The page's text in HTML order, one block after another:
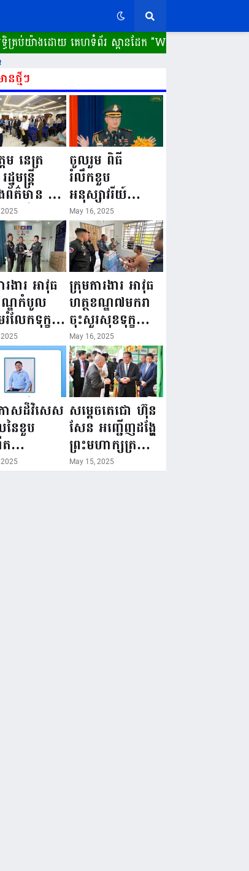
ាងដោយ គេហទំព័រ ស្ពានដែក​
នថ្មីៗ
ម នេត្រ
ឋមន្ត្រី
ត៌មាន នៅ
ងៃទី១៦ ខែ
២៥នេះ
ជើញចុះធ្វើ
នាក់ដឹកនាំ
ជការស៉ីវិល
ងព័ត៌មាន...
2025
ចូលរួម ពិធី
រំលឹកខួប
អនុស្សាវរីយ៍
លើកទី៨០ ថ្ងៃ
កំណើតនគរបាល
ជាតិកម្ពុជា “១៦
ឧសភា ១៩៤៥ ~
១៦ ឧសភា
២០២៥”...
May 16, 2025
ងារ អាវុធ
ណ្ឌកំបូល
លែកទុក្ខ
ារ
ក ដែល
េករបស់
លមរណៈ
2025
ក្រុមការងារ អាវុធ
ហត្ថខណ្ឌ៧មករា
ចុះសួរសុខទុក្ខ
សមាជិក ដែលជួប
គ្រោះថ្នាក់
ចរាចរណ៍ កំពុង
សម្រាកព្យាបាល
នៅមន្ទីរពេទ្យ!
May 16, 2025
ាសដ៏វិសេស
ៃខួប
៤៤
2025
សម្តេចតេជោ ហ៊ុន
សែន អញ្ជើញដង្ហែ
ព្រះមហាក្សត្រ
យាងទតការតាំង
May 15, 2025